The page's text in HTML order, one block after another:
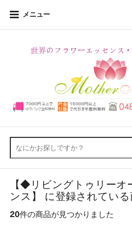
メニュー
【◆リビングトゥリーオ
ンス】 に登録されている
20件の商品が見つかりました